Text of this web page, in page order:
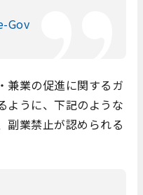
Gov
兼業の促進に関するガ
ように、下記のような
副業禁止が認められる